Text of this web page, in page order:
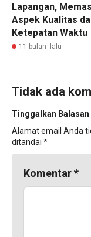
Lapangan,
Aspek Kualitas
Ketepatan Waktu
11 bulan lalu
Tidak ada
Tinggalkan Balasan
Alamat email Anda
ditandai *
Komentar*